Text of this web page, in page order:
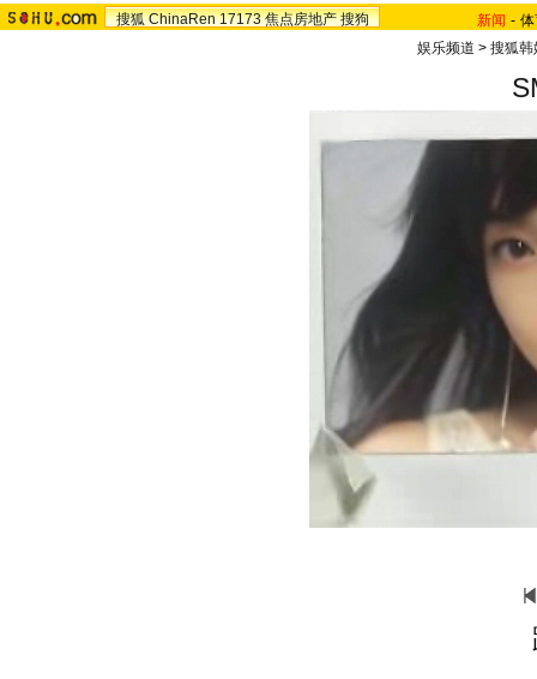
搜狐 ChinaRen 17173 焦点房地产 搜狗 新闻 -
娱乐频道 > 搜狐韩